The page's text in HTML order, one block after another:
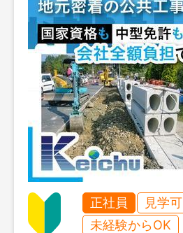
正社員 見学可
未経験からOK